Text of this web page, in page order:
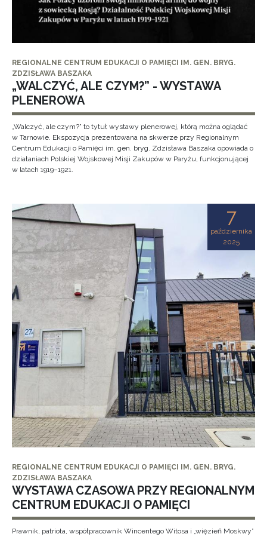
REGIONALNE CENTRUM EDUKACJI O PAMIĘCI IM. GEN. BRYG.
ZDZISŁAWA BASZAKA
„WALCZYĆ, ALE CZYM?” - WYSTAWA
PLENEROWA
„Walczyć, ale czym?” to tytuł wystawy plenerowej, którą można oglądać
w Tarnowie. Ekspozycja prezentowana na skwerze przy Regionalnym
Centrum Edukacji o Pamięci im. gen. bryg. Zdzisława Baszaka opowiada o
działaniach Polskiej Wojskowej Misji Zakupów w Paryżu, funkcjonującej
w latach 1919–1921.
7
października
2025
REGIONALNE CENTRUM EDUKACJI O PAMIĘCI IM. GEN. BRYG.
ZDZISŁAWA BASZAKA
WYSTAWA CZASOWA PRZY REGIONALNYM
CENTRUM EDUKACJI O PAMIĘCI
Prawnik, patriota, współpracownik Wincentego Witosa i „więzień Moskwy”